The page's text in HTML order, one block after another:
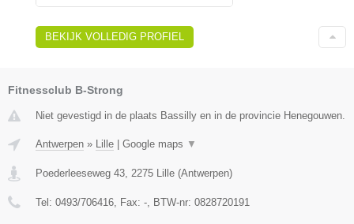
BEKIJK VOLLEDIG PROFIEL
Fitnessclub B-Strong
Niet gevestigd in de plaats Bassilly en in de provincie Henegouwen.
Antwerpen » Lille | Google maps ▼
Poederleeseweg 43 2275 Lille (Antwerpen)
Tel: 0493/706416 , Fax: - , BTW-nr: 0828720191